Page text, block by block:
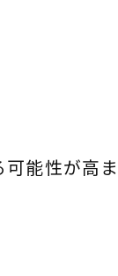
可能性が高